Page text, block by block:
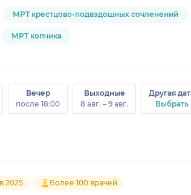
МРТ крестцово-подвздошных сочленений
МРТ копчика
Вечер
после 18:00
Выходные
8 авг. – 9 авг.
Другая
Выбрать
2025 Более 100 врачей